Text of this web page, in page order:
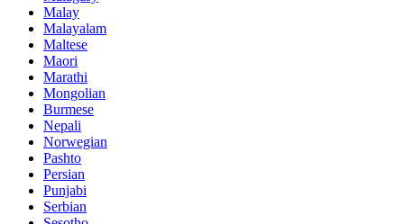
Malay
Malayalam
Maltese
Maori
Marathi
Mongolian
Burmese
Nepali
Norwegian
Pashto
Persian
Punjabi
Serbian